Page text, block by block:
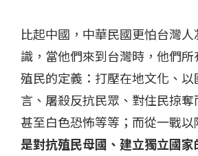
比起中國，中華民國更怕台灣
識，當他們來到台灣時，他們
殖民的定義：打壓在地文化、
言、屠殺反抗民眾、對住民掠
甚至白色恐怖等等；而從一戰以
是對抗殖民母國、建立獨立國